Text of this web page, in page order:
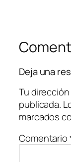
Deja una
Tu
publicada.
marcados
Comentario